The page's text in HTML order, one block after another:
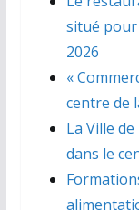
situé pour
2026
«
centre de
La Ville
dans le